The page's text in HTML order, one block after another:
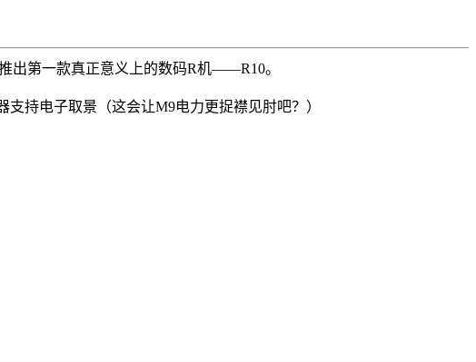
出第一款真正意义上的数码R机——R10。
支持电子取景（这会让M9电力更捉襟见肘吧？）